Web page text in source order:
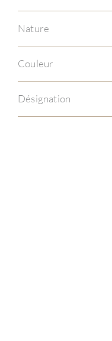
Nature
Couleur
Désignation